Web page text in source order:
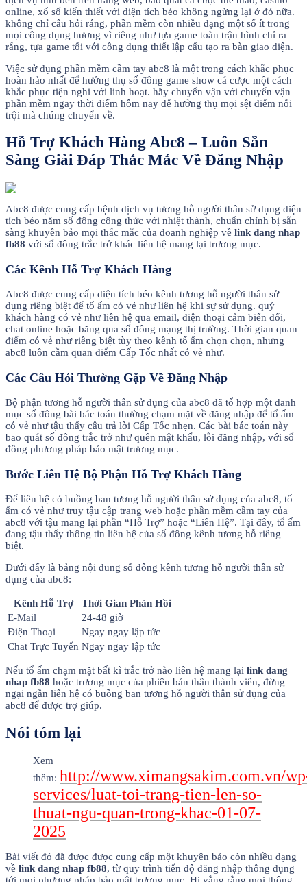
online, xổ số kiến thiết với diện tích béo không ngừng lại ở đó nữa.
không chỉ câu hỏi ráng, phần mềm còn nhiều dạng một số ít trong
mọi công dụng hương vì riêng như tựa game toàn trận hình chỉ ra
rằng, tựa game tối với công dụng thiết lập cấu tạo ra bàn giao diện.
Việc sử dụng phần mềm cầm tay abc8 là một trong cách khắc phục
hoàn hảo nhất để hưởng thụ số đông game show cá cược một cách
khắc phục tiện nghi với linh hoạt. hãy chuyển vận với chuyển vận
phần mềm ngay thời điểm hôm nay để hưởng thụ mọi sệt điểm nổi
trội mà chúng chuyển về.
Hỗ Trợ Khách Hàng Abc8 – Luôn Sẵn
Sàng Giải Đáp Thắc Mắc Về Đăng Nhập
Abc8 được cung cấp bệnh dịch vụ tương hỗ người thân sử dụng diện
tích béo năm số đông công thức với nhiệt thành, chuẩn chỉnh bị sẵn
sàng khuyên bảo mọi thắc mắc của doanh nghiệp về link dang nhap
fb88 với số đông trắc trở khác liên hệ mang lại trương mục.
Các Kênh Hỗ Trợ Khách Hàng
Abc8 được cung cấp diện tích béo kênh tương hỗ người thân sử
dụng riêng biệt để tổ ấm có vẻ như liên hệ khi sự sử dụng. quý
khách hàng có vẻ như liên hệ qua email, điện thoại cảm biến đổi,
chat online hoặc băng qua số đông mạng thị trường. Thời gian quan
điểm có vẻ như riêng biệt tùy theo kênh tổ ấm chọn chọn, nhưng
abc8 luôn cầm quan điểm Cấp Tốc nhất có vẻ như.
Các Câu Hỏi Thường Gặp Về Đăng Nhập
Bộ phận tương hỗ người thân sử dụng của abc8 đã tổ hợp một danh
mục số đông bài bác toán thường chạm mặt về đăng nhập để tổ ấm
có vẻ như tậu thấy câu trả lời Cấp Tốc nhẹn. Các bài bác toán này
bao quát số đông trắc trở như quên mật khẩu, lỗi đăng nhập, với số
đông phương pháp bảo mật trương mục.
Bước Liên Hệ Bộ Phận Hỗ Trợ Khách Hàng
Để liên hệ có buồng ban tương hỗ người thân sử dụng của abc8, tổ
ấm có vẻ như truy tậu cập trang web hoặc phần mềm cầm tay của
abc8 với tậu mang lại phần “Hỗ Trợ” hoặc “Liên Hệ”. Tại đây, tổ ấm
đang tậu thấy thông tin liên hệ của số đông kênh tương hỗ riêng
biệt.
Dưới đấy là bảng nội dung số đông kênh tương hỗ người thân sử
dụng của abc8:
Kênh Hỗ Trợ
Thời Gian Phản Hồi
E-Mail
24-48 giờ
Điện Thoại
Ngay ngay lập tức
Chat Trực Tuyến Ngay ngay lập tức
Nếu tổ ấm chạm mặt bất kì trắc trở nào liên hệ mang lại link dang
nhap fb88 hoặc trương mục của phiên bản thân thành viên, đừng
ngại ngần liên hệ có buồng ban tương hỗ người thân sử dụng của
abc8 để được trợ giúp.
Nói tóm lại
Xem
thêm: http://www.ximangsakim.com.vn/
services/luat-toi-trang-tien-len-so-
thuat-ngu-quan-trong-khac-01-07-
2025
Bài viết đó đã được được cung cấp một khuyên bảo còn nhiều dạng
về link dang nhap fb88, từ quy trình tiến độ đăng nhập thông dụng
tới mọi phương pháp bảo mật trương mục. Hi vẳng rằng mọi thông